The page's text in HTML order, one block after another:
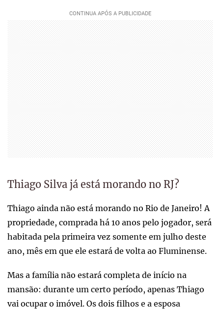
Thiago Silva já está morando no RJ?
Thiago ainda não está morando no Rio de Janeiro! A
propriedade, comprada há 10 anos pelo jogador, será
habitada pela primeira vez somente em julho deste
ano, mês em que ele estará de volta ao Fluminense.
Mas a família não estará completa de início na
mansão: durante um certo período, apenas Thiago
vai ocupar o imóvel. Os dois filhos e a esposa